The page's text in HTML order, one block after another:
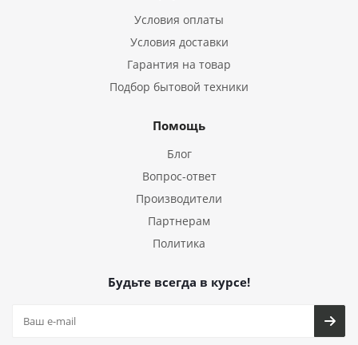
Условия оплаты
Условия доставки
Гарантия на товар
Подбор бытовой техники
Помощь
Блог
Вопрос-ответ
Производители
Партнерам
Политика
Будьте всегда в курсе!